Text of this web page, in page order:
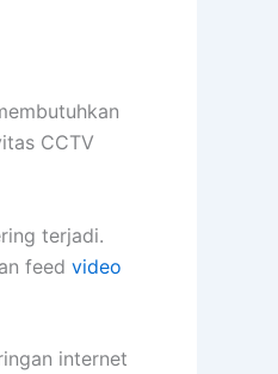
CCTV
terjadi.
feed video
internet